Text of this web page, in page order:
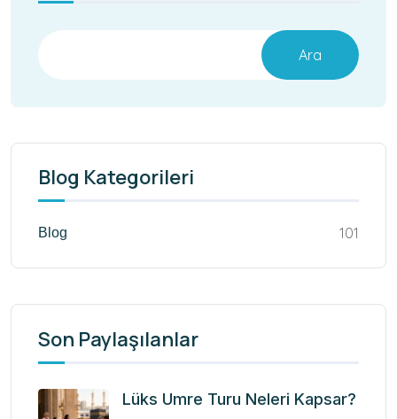
Ara
Blog Kategorileri
Blog 101
Son Paylaşılanlar
Lüks Umre Turu Neleri Kapsar?